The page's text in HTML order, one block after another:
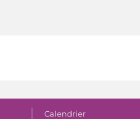
Calendrier